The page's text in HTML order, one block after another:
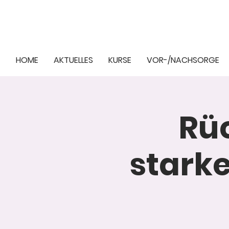
HOME AKTUELLES KURSE VOR-/NACHSORGE